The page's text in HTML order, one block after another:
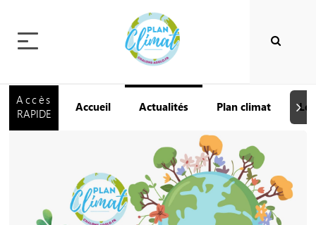
Accès
RAPIDE
Accueil Actualités Plan climat Le